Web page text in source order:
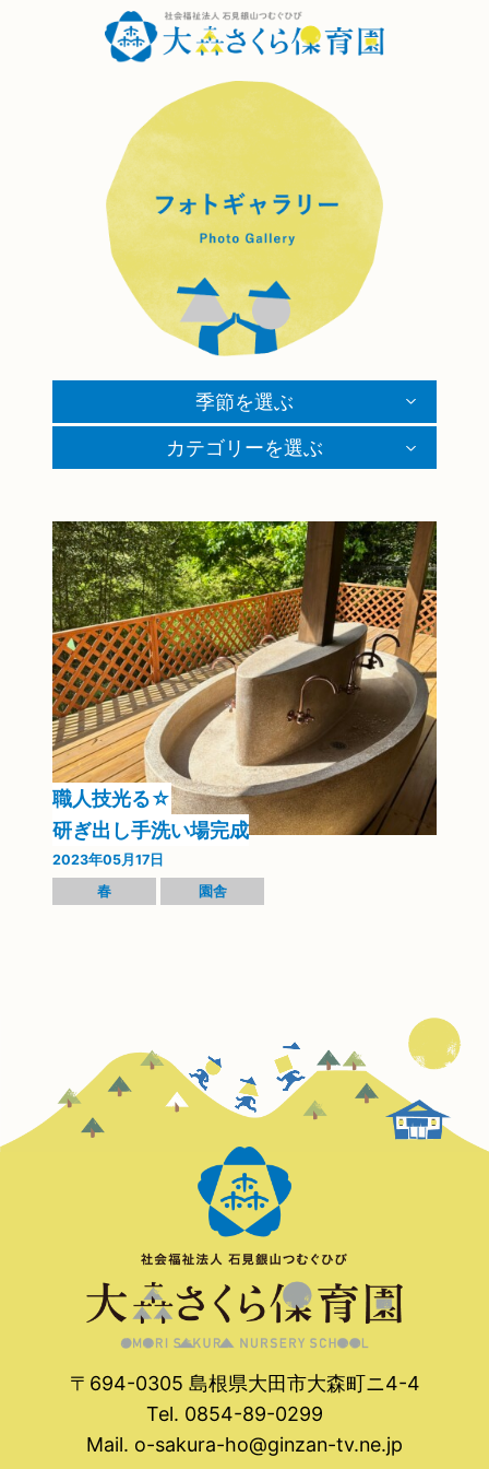
季節を選ぶ
カテゴリーを選ぶ
職人技光る☆
研ぎ出し手洗い場完成
2023年05月17日
春
園舎
〒694-0305 島根県大田市大森町ニ4-4
Tel. 0854-89-0299
Mail. o-sakura-ho@ginzan-tv.ne.jp